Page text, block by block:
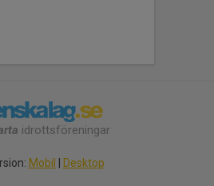
idrottsföreningar
Mobil Desktop